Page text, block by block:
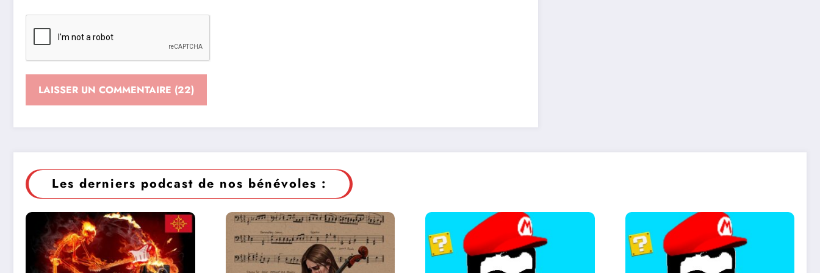
Les derniers podcast de nos bénévoles :